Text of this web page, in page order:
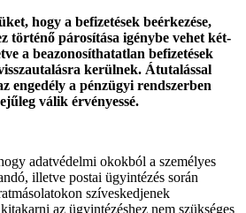
hogy a befizetések beérkezése,
történő párosítása igénybe vehet két-
a beazonosíthatatlan befizetések
kerülnek. Átutalással
engedély a pénzügyi rendszerben
válik érvényessé.
adatvédelmi okokból a személyes
illetve postai ügyintézés során
szíveskedjenek
az ügyintézéshez nem szükséges